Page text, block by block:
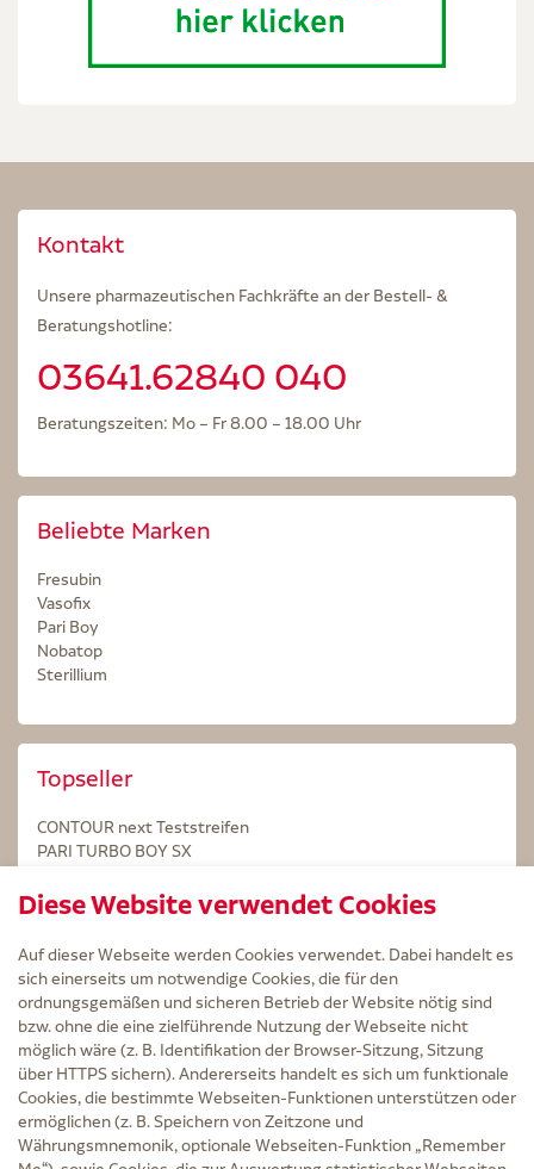
Kontakt
Unsere pharmazeutischen Fachkräfte an der Bestell- &
Beratungshotline:
03641.62840 040
Beratungszeiten: Mo – Fr 8.00 – 18.00 Uhr
Beliebte Marken
Fresubin
Vasofix
Pari Boy
Nobatop
Sterillium
Topseller
CONTOUR next Teststreifen
PARI TURBO BOY SX
Kintex Kinesiologie Tape blau
Service
Versand und Lieferzeit
Kontakt
FAQ
AGB
Cookie-Einstellungen
Diese Website verwendet Cookies
Auf dieser Webseite werden Cookies verwendet. Dabei handelt es
sich einerseits um notwendige Cookies, die für den
ordnungsgemäßen und sicheren Betrieb der Website nötig sind
bzw. ohne die eine zielführende Nutzung der Webseite nicht
möglich wäre (z. B. Identifikation der Browser-Sitzung, Sitzung
über HTTPS sichern). Andererseits handelt es sich um funktionale
Cookies, die bestimmte Webseiten-Funktionen unterstützen oder
ermöglichen (z. B. Speichern von Zeitzone und
Währungsmnemonik, optionale Webseiten-Funktion „Remember